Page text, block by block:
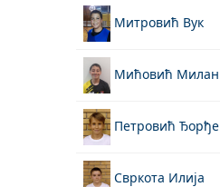
Митровић Вук
Мићовић Милан
Петровић Ђорђе
Свркота Илија